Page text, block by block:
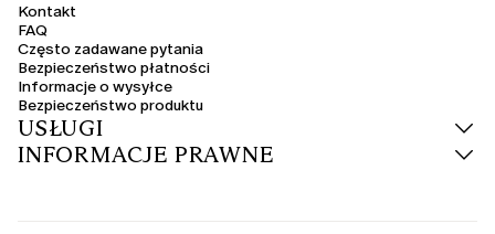
Kontakt
FAQ
Często zadawane pytania
Bezpieczeństwo płatności
Informacje o wysyłce
Bezpieczeństwo produktu
USŁUGI
INFORMACJE PRAWNE